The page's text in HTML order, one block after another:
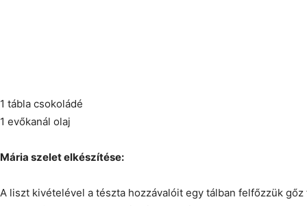
1 tábla csokoládé
1 evőkanál olaj
Mária szelet elkészítése:
A liszt kivételével a tészta hozzávalóit egy tálban felfőzzük